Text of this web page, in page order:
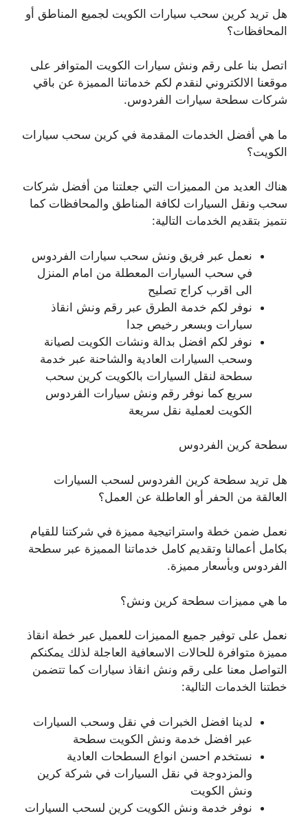
هل تريد كرين سحب سيارات الكويت لجميع المناطق أو
المحافظات؟
اتصل بنا على رقم ونش سيارات الكويت المتوافر على
موقعنا الالكتروني لنقدم لكم خدماتنا المميزة عن باقي
شركات سطحة سيارات الفردوس.
ما هي أفضل الخدمات المقدمة في كرين سحب سيارات
الكويت؟
هناك العديد من المميزات التي جعلتنا من أفضل شركات
سحب ونقل السيارات لكافة المناطق والمحافظات كما
نتميز بتقديم الخدمات التالية:
نعمل عبر فريق ونش سحب سيارات الفردوس
في سحب السيارات المعطلة من امام المنزل
الى اقرب كراج تصليح
نوفر لكم خدمة الطرق عبر رقم ونش انقاذ
سيارات وبسعر رخيص جدا
نوفر لكم افضل بدالة ونشات الكويت لصيانة
وسحب السيارات العادية والشاحنة عبر خدمة
سطحة لنقل السيارات بالكويت كرين سحب
سريع كما نوفر رقم ونش سيارات الفردوس
الكويت لعملية نقل سريعة
سطحة كرين الفردوس
هل تريد سطحة كرين الفردوس لسحب السيارات
العالقة من الحفر أو العاطلة عن العمل؟
نعمل ضمن خطة واستراتيجية مميزة في شركتنا للقيام
بكامل أعمالنا وتقديم كامل خدماتنا المميزة عبر سطحة
الفردوس وبأسعار مميزة.
ما هي مميزات سطحة كرين ونش؟
نعمل على توفير جميع المميزات للعميل عبر خطة انقاذ
مميزة متوافرة للحالات الاسعافية العاجلة لذلك يمكنكم
التواصل معنا على رقم ونش انقاذ سيارات كما تتضمن
خطتنا الخدمات التالية:
لدينا افضل الخبرات في نقل وسحب السيارات
عبر افضل خدمة ونش الكويت سطحة
نستخدم احسن انواع السطحات العادية
والمزدوجة في نقل السيارات في شركة كرين
ونش الكويت
نوفر خدمة ونش الكويت كرين لسحب السيارات